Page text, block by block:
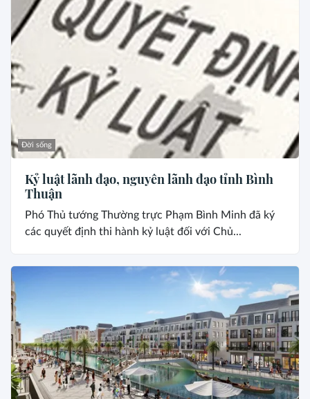
Đời sống
Kỷ luật lãnh đạo, nguyên lãnh đạo tỉnh Bình
Thuận
Phó Thủ tướng Thường trực Phạm Bình Minh đã ký
các quyết định thi hành kỷ luật đối với Chủ...